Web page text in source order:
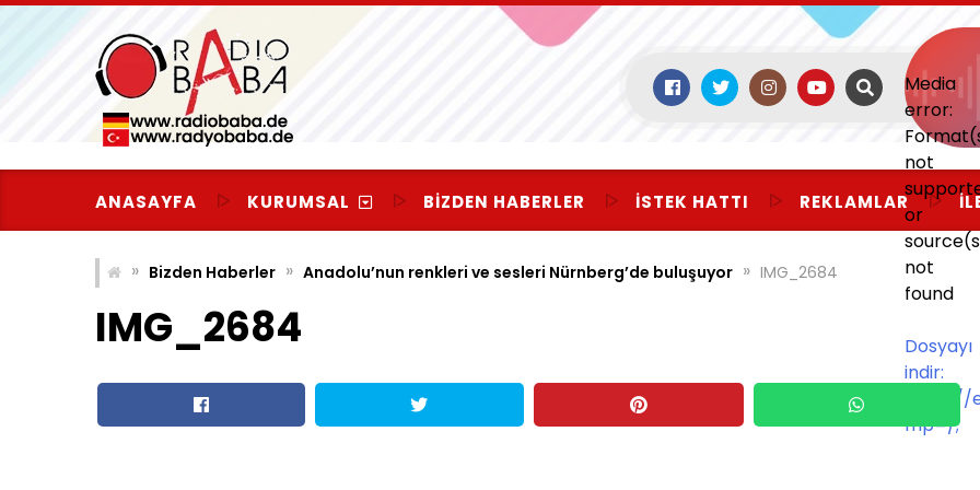
Skip
content
Media
error:
not
or
not
found
Dosyayı
indir:
mp=/;
ANASAYFA KURUMSAL BIZDEN HABERLER İSTEK HATTI REKLAMLAR
» Bizden Haberler » Anadolu’nun renkleri ve sesleri Nürnberg’de buluşuyor » IMG_2684
IMG_2684